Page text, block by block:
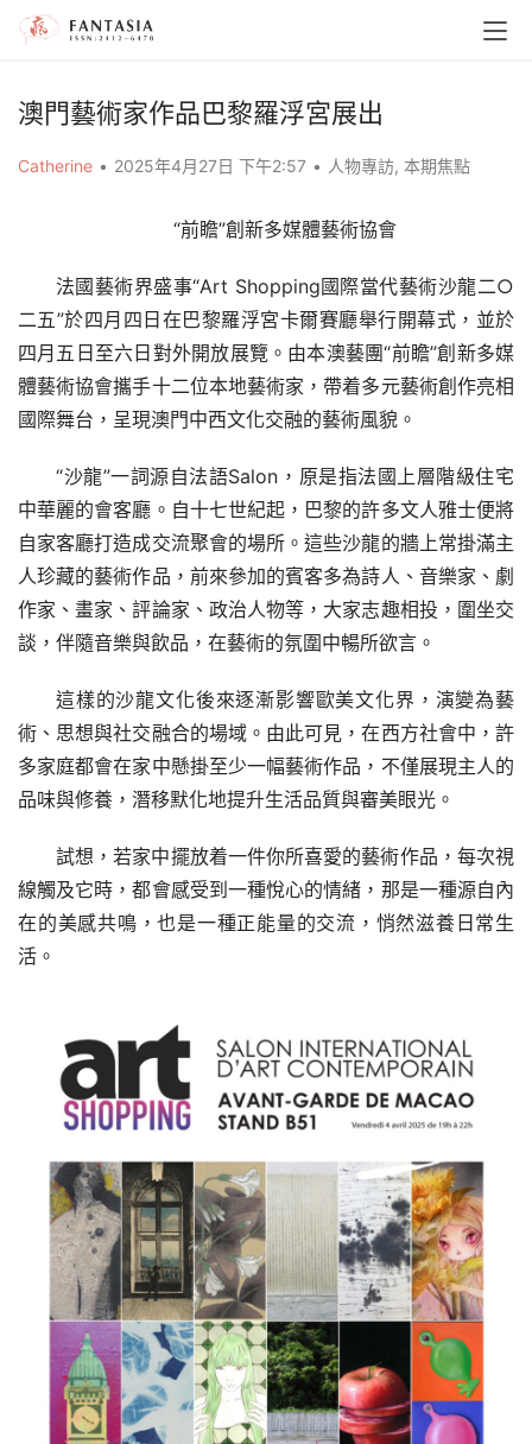
澳門藝術家作品巴黎羅浮宮展出
Catherine • 2025年4月27日 下午2:57 • 人物專訪, 本期焦點
“前瞻”創新多媒體藝術協會
法國藝術界盛事“Art Shopping國際當代藝術沙龍二○
二五”於四月四日在巴黎羅浮宮卡爾賽廳舉行開幕式，並於
四月五日至六日對外開放展覽。由本澳藝團“前瞻”創新多媒
體藝術協會攜手十二位本地藝術家，帶着多元藝術創作亮相
國際舞台，呈現澳門中西文化交融的藝術風貌。
“沙龍”一詞源自法語Salon，原是指法國上層階級住宅
中華麗的會客廳。自十七世紀起，巴黎的許多文人雅士便將
自家客廳打造成交流聚會的場所。這些沙龍的牆上常掛滿主
人珍藏的藝術作品，前來參加的賓客多為詩人、音樂家、劇
作家、畫家、評論家、政治人物等，大家志趣相投，圍坐交
談，伴隨音樂與飲品，在藝術的氛圍中暢所欲言。
這樣的沙龍文化後來逐漸影響歐美文化界，演變為藝
術、思想與社交融合的場域。由此可見，在西方社會中，許
多家庭都會在家中懸掛至少一幅藝術作品，不僅展現主人的
品味與修養，潛移默化地提升生活品質與審美眼光。
試想，若家中擺放着一件你所喜愛的藝術作品，每次視
線觸及它時，都會感受到一種悅心的情緒，那是一種源自內
在的美感共鳴，也是一種正能量的交流，悄然滋養日常生
活。